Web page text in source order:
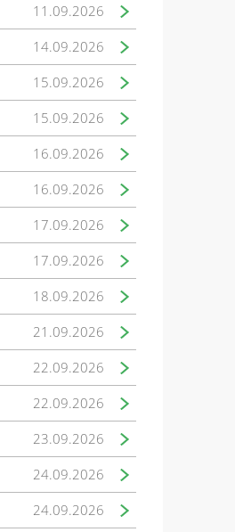
11.09.2026
14.09.2026
15.09.2026
15.09.2026
16.09.2026
16.09.2026
17.09.2026
17.09.2026
18.09.2026
21.09.2026
22.09.2026
22.09.2026
23.09.2026
24.09.2026
24.09.2026